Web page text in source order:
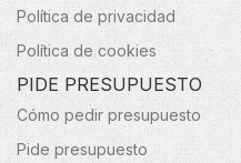
Política de privacidad
Política de cookies
PIDE PRESUPUESTO
Cómo pedir presupuesto
Pide presupuesto